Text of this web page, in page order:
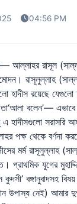
04:56 PM
প্রায় তিনশত ‘হাদীসে কুদসী’ বঙ্গানুবাদসহ বিষয় ভিত্তিক উপস্থাপন করা হল। আল্লাহর একত্ববাদ: ১. রাসূলুল্লাহ (সাল্লাল্লাহু আলাইহি ওয়া-সাল্লাম) বলেছেন— সুমহান আল্লাহ্‌ বলেছেন, ‘লা-ইলাহা ইল্লাল্লাহ’ (আল্লাহ ছাড়া কোন উপাস্য নেই) আমার দুর্গ। তাতে যে প্রবেশ করেছে, সে আমার শাস্তি থেকে নিরাপদ হয়েছে।‘ [এ হাদীসটি হযরত আনাস (রদ্বিয়াল্লাহু আনহু) থেকে ইবনু নাজ্জার সংগ্রহ করেছেন] ২. রাসূলুল্লাহ (সাল্লাল্লাহু আলাইহি ওয়া-সাল্লাম) বলেছেন— সুমহান আল্লাহ্‌ হযরত মূসা ইবনে ইমরানের প্রতি প্রত্যাদেশ নাযিল করলেন যে, ‘তাঁর উম্মাতের মধ্যে এমন কিছু সংখ্যক লোক হবে, তারা উঁচু নিচু স্থানে উঠা নামার সময় ‘লা-ইলাহা ইল্লাল্লাহ (আল্লাহ ছাড়া কোন মাবুদ নেই)’ সাক্ষ্য দিতে থাকবেন, তাদের জন্য আম্বিয়ায়ে কেরামের অনুরূপ পুরস্কার রয়েছে।’ [দায়লামী এ হাদীসটি হযরত আনাস (রদ্বিয়াল্লাহু আনহু) থেকে সংগ্রহ করেছেন।] ৩. রাসূলুল্লাহ (সাল্লাল্লাহু আলাইহি ওয়া-সাল্লাম) বলেছেন— নিশ্চয় আল্লাহ্‌ সর্বপ্রথম লাওহে মাহফুযে যা কিছু লিখেছেন তা হচ্ছে “বিসমিল্লাহির রহমানির রহীম— পরম করুণাময় অসীম দয়ালু আল্লাহর নামে শুরু করছি, নিশ্চয় আমি আল্লাহ, আমি ছাড়া আর কোন মা‘বুদ নেই। আমার কোন শরীক নেই, যে আমার বিচার-মীমাংসার প্রতি আত্মসমর্পণ করেছে।